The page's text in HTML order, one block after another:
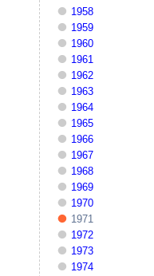
1958
1959
1960
1961
1962
1963
1964
1965
1966
1967
1968
1969
1970
1971
1972
1973
1974